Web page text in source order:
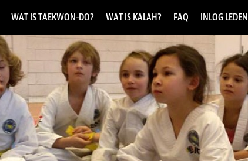
WAT IS TAEKWON-DO? WAT IS KALAH? FAQ INLOG LEDEN